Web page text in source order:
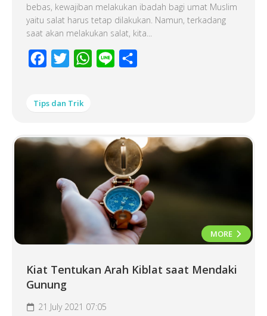
bebas, kewajiban melakukan ibadah bagi umat Muslim
yaitu salat harus tetap dilakukan. Namun, terkadang
saat akan melakukan salat, kita...
Facebook
Twitter WhatsApp
Line
Tips dan Trik
MORE
Kiat Tentukan Arah Kiblat saat Mendaki
Gunung
21 July 2021 07:05